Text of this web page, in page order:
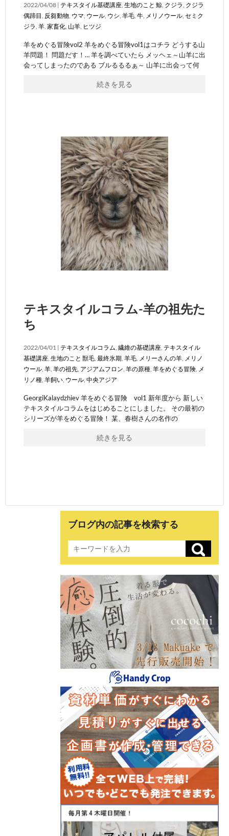
2022/04/08 | テキスタイル基礎講座 生地のこと 鯨 クジラ クジラ
偶蹄目 反芻動物 ウマ ウール ウシ 羊毛 牛 メリノウール セミク
ジラ 羊 家畜化 山羊 ヒツジ
羊をめぐる冒険vol2 羊をめぐる冒険vol1はコチラ どうする山
羊問題！ 問題だす！… 羊を調べていたら メッヘェ～山羊に出
会ってしまったのである ブルるるるぁ～ 山羊に出会って何
続きを見る
テキスタイルコラム-羊の祖先た
ち
2022/04/01 | テキスタイルコラム, 繊維の基礎講座, テキスタイル
基礎講座, 生地のこと 獣毛, 最終氷期, 羊毛, メリーさんの羊, メリノ
ウール, 羊, 羊の祖先, アジアムフロン, 羊の原種, 羊をめぐる冒険, メ
リノ種, 羊飼い, ウール, 中央アジア
GeorgiKalaydzhiev 羊をめぐる冒険 vol1 新年度から 新しい
テキスタイルコラムをはじめることにしました。 その最初の
シリーズが羊をめぐる冒険！ 某、春樹さんの名作の
続きを見る
ブログ内の記事を検索する